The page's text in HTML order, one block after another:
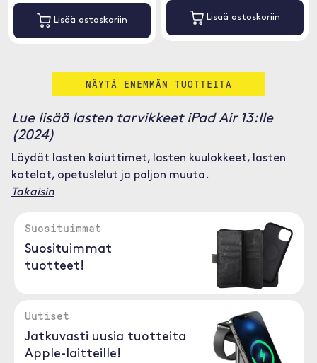
Lisää ostoskoriin Lisää ostoskoriin
NÄYTÄ ENEMMÄN TUOTTEITA
Lue lisää lasten tarvikkeet iPad Air 13:lle
(2024)
Löydät lasten kaiuttimet, lasten kuulokkeet, lasten
kotelot, opetuslelut ja paljon muuta.
Takaisin
Suosituimmat
Suosituimmat
tuotteet!
Uutiset
Jatkuvasti uusia tuotteita
Apple-laitteille!